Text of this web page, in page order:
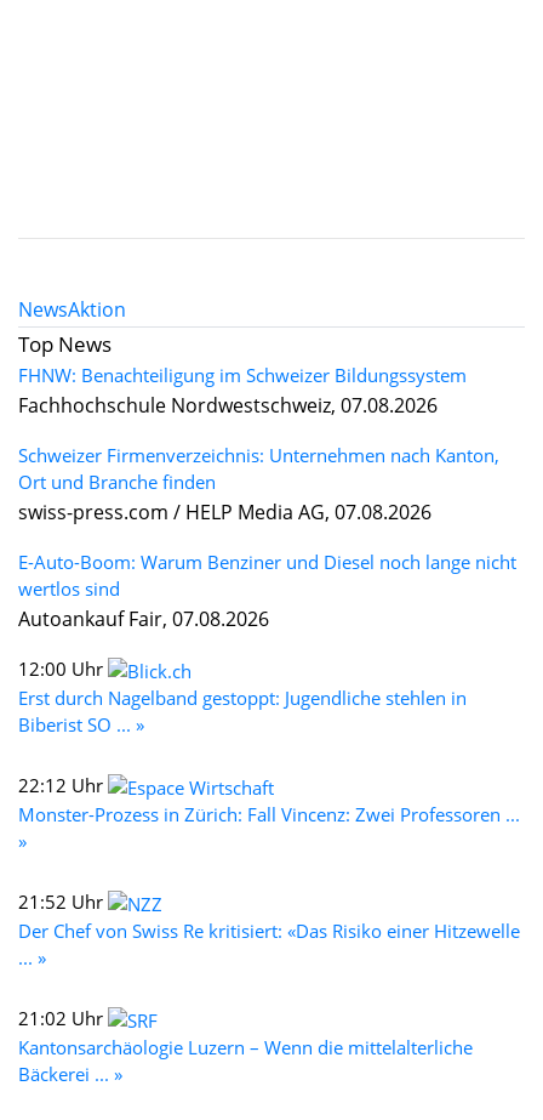
NewsAktion
Top News
FHNW: Benachteiligung im Schweizer Bildungssystem
Fachhochschule Nordwestschweiz, 07.08.2026
Schweizer Firmenverzeichnis: Unternehmen nach Kanton,
Ort und Branche finden
swiss-press.com / HELP Media AG, 07.08.2026
E-Auto-Boom: Warum Benziner und Diesel noch lange nicht
wertlos sind
Autoankauf Fair, 07.08.2026
12:00 Uhr
Erst durch Nagelband gestoppt: Jugendliche stehlen in
Biberist SO ... »
22:12 Uhr
Monster-Prozess in Zürich: Fall Vincenz: Zwei Professoren ...
»
21:52 Uhr
Der Chef von Swiss Re kritisiert: «Das Risiko einer Hitzewelle
... »
21:02 Uhr
Kantonsarchäologie Luzern – Wenn die mittelalterliche
Bäckerei ... »